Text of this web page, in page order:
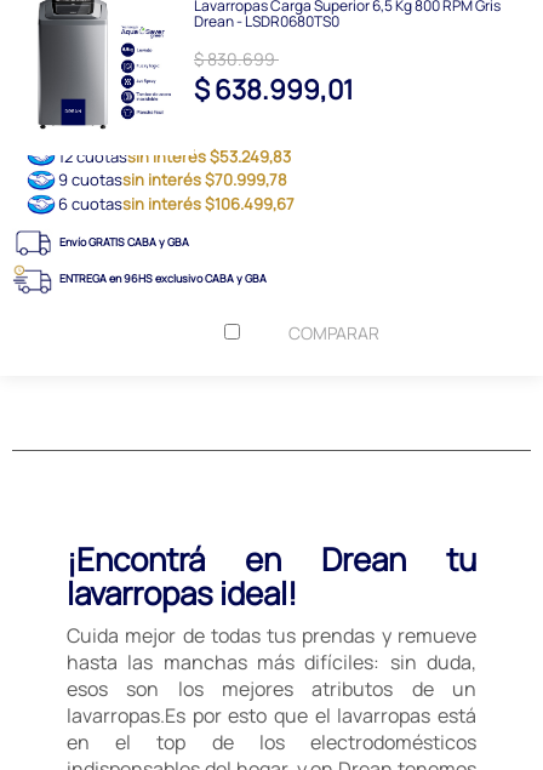
Lavarropas Carga Superior 6,5 Kg 800 RPM Gris
Drean - LSDR0680TS0
$ 830.699
$ 638.999,01
12 cuotassin interés $53.249,83
9 cuotassin interés $70.999,78
6 cuotassin interés $106.499,67
Envío GRATIS CABA y GBA
ENTREGA en 96HS exclusivo CABA y GBA
COMPARAR
¡Encontrá en Drean tu
lavarropas ideal!
Cuida mejor de todas tus prendas y remueve
hasta las manchas más difíciles: sin duda,
esos son los mejores atributos de un
lavarropas.Es por esto que el lavarropas está
en el top de los electrodomésticos